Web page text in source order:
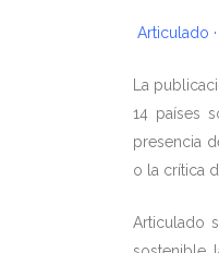
Articulado
La
14 países
presencia
o la crítica
Articulado